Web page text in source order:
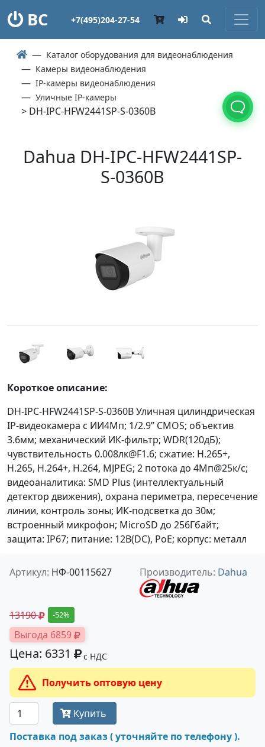
ВС +7(495)204-27-54
Каталог оборудования для видеонаблюдения
Камеры видеонаблюдения
IP-камеры видеонаблюдения
Уличные IP-камеры
> DH-IPC-HFW2441SP-S-0360B
Dahua DH-IPC-HFW2441SP-
S-0360B
Короткое описание:
DH-IPC-HFW2441SP-S-0360B Уличная цилиндрическая
IP-видеокамера с ИИ4Мп; 1/2.9” CMOS; объектив
3.6мм; механический ИК-фильтр; WDR(120дБ);
чувствительность 0.008лк@F1.6; сжатие: H.265+,
H.265, H.264+, H.264, MJPEG; 2 потока до 4Мп@25к/с;
видеоаналитика: SMD Plus (интеллектуальный
детектор движения), охрана периметра, пересечение
линии, контроль зоны; ИК-подсветка до 30м;
встроенный микрофон; MicroSD до 256Гбайт;
защита: IP67; питание: 12В(DC), PoE; корпус: металл
Артикул: НФ-00115627 Производитель: Dahua
13190 -52%
Выгода 6859
Цена: 6331 с НДС
Получить оптовую цену
Купить
Поставка под заказ ( уточняйте по телефону ).